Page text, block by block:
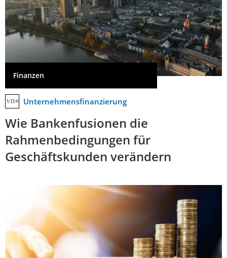
Finanzen
Unternehmensfinanzierung
Wie Bankenfusionen die
Rahmenbedingungen für
Geschäftskunden verändern